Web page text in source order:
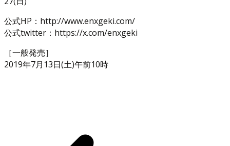
公式HP：http://www.enxgeki.com/
公式twitter：https://x.com/enxgeki
［一般発売］
2019年7月13日(土)午前10時